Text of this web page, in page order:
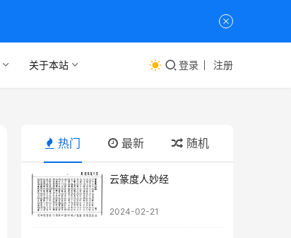
关于本站 登录 注册
热门 最新 随机
云篆度人妙经
2024-02-21